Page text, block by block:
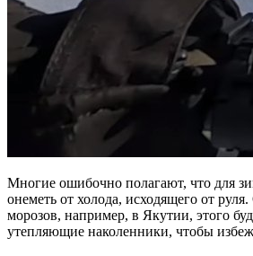
Многие ошибочно полагают, что для
онеметь от холода, исходящего от
морозов, например, в Якутии, этого
утепляющие наколенники, чтобы